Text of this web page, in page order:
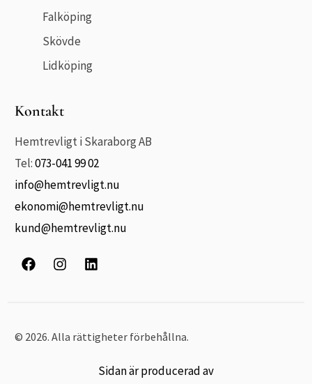
Falköping
Skövde
Lidköping
Kontakt
Hemtrevligt i Skaraborg AB
Tel:073-041 99 02
info@hemtrevligt.nu
ekonomi@hemtrevligt.nu
kund@hemtrevligt.nu
© 2026. Alla rättigheter förbehållna.
Sidan är producerad av